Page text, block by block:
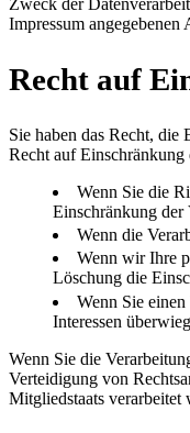
Impressum angegebenen
Recht auf
Sie haben das Recht, die
Recht auf Einschränkung
Wenn Sie die
Einschränkung der
Wenn die
Wenn wir Ihre
Löschung die
Wenn Sie
Interessen
Wenn Sie die
Verteidigung von
Mitgliedstaats verarbeitet